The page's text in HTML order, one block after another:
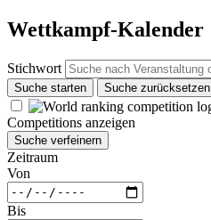
Wettkampf-Kalender
Stichwort
Suche starten Suche zurücksetzen
Competitions anzeigen
Suche verfeinern
Zeitraum
Von
Bis